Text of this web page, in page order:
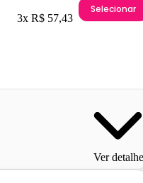
3x R$ 57,43
Selecionar
Ver